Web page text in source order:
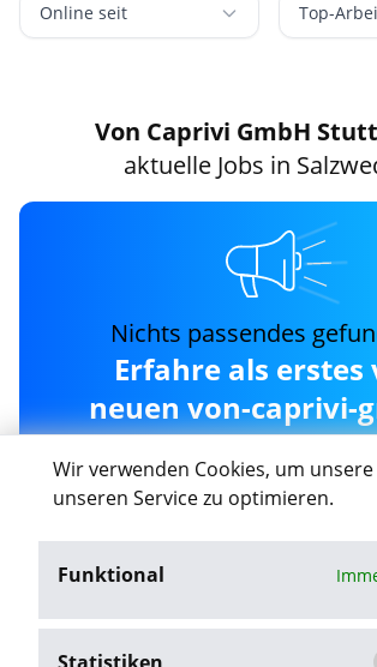
Wir verwenden Cookies, um
unseren Service zu optimieren.
Funktional
Online seit Top-
Von Caprivi GmbH
aktuelle Jobs in
Nichts passendes
Erfahre als erstes
neuen von-caprivi-
stuttgart Jobs
Salzwedel